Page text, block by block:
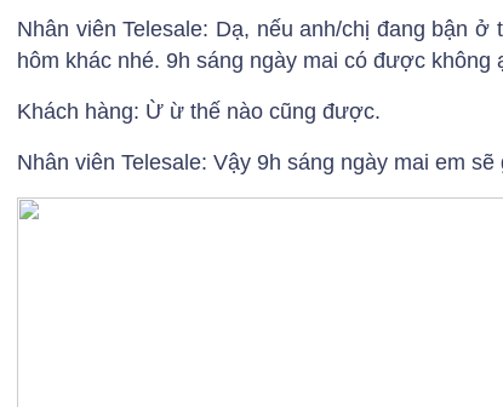
Nhân viên Telesale: Dạ, nếu anh/chị đang bận
hôm khác nhé. 9h sáng ngày mai có được không
Khách hàng: Ừ ừ thế nào cũng được.
Nhân viên Telesale: Vậy 9h sáng ngày mai em